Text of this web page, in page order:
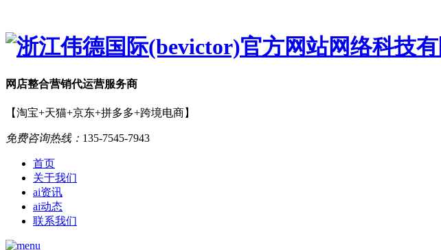
网店整合营销代运营服务商
【淘宝+天猫+京东+拼多多+跨境电商】
免费咨询热线： 135-7545-7943
首页
关于我们
ai资讯
ai动态
联系我们